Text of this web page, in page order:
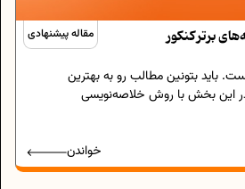
مقاله پیشنهادی برتر کنکور
باید بتونین مطالب رو به بهترین
این بخش با روش خلاصه‌نویسی
خواندن